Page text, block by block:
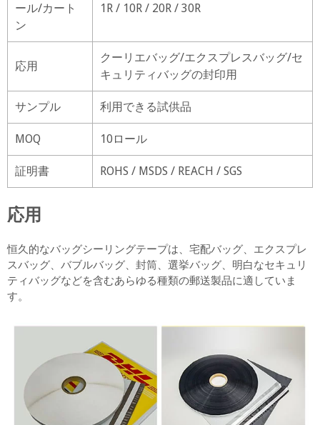
ール/カート
ン
1R / 10R / 20R / 30R
応用
クーリエバッグ/エクスプレスバッグ/セ
キュリティバッグの封印用
サンプル 利用できる試供品
MOQ 10ロール
証明書 ROHS / MSDS / REACH / SGS
応用
恒久的なバッグシーリングテープは、宅配バッグ、エクスプレ
スバッグ、バブルバッグ、封筒、選挙バッグ、明白なセキュリ
ティバッグなどを含むあらゆる種類の郵送製品に適していま
す。